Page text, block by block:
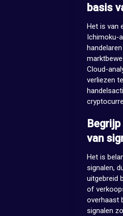
basis
Het is van
Ichimoku-
Cloud-
verliezen
van
Het is
signalen,
uitgebreid
of
overhaast
signalen